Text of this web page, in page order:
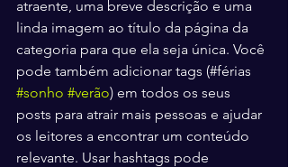
atraente, uma breve descrição e uma
linda imagem ao título da página da
categoria para que ela seja única. Você
pode também adicionar tags (#férias
#sonho #verão) em todos os seus
posts para atrair mais pessoas e ajudar
os leitores a encontrar um conteúdo
relevante. Usar hashtags pode